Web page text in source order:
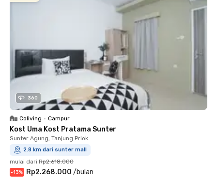
360
Coliving • Campur
Kost Uma Kost Pratama Sunter
Sunter Agung, Tanjung Priok
2.8 km dari sunter mall
mulai dari Rp2.618.000
-13% Rp2.268.000 /bulan